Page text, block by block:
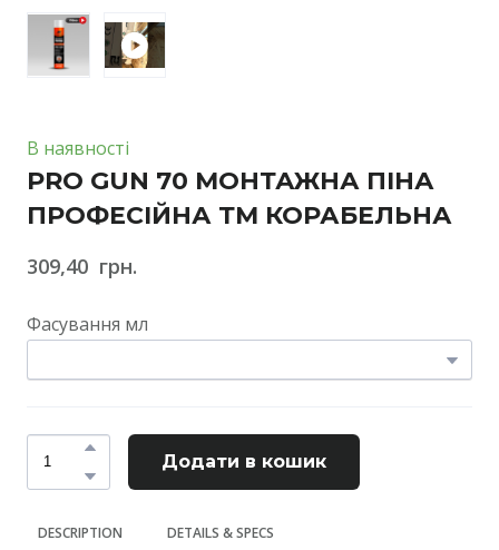
В наявності
PRO GUN 70 МОНТАЖНА ПІНА
ПРОФЕСІЙНА ТМ КОРАБЕЛЬНА
309,40  грн.
Фасування мл
Додати в кошик
DESCRIPTION DETAILS & SPECS